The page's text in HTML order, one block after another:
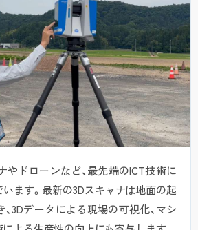
やドローンなど、最先端のICT技術に
ます。最新の3Dスキャナは地面の起
3Dデータによる現場の可視化、マシ